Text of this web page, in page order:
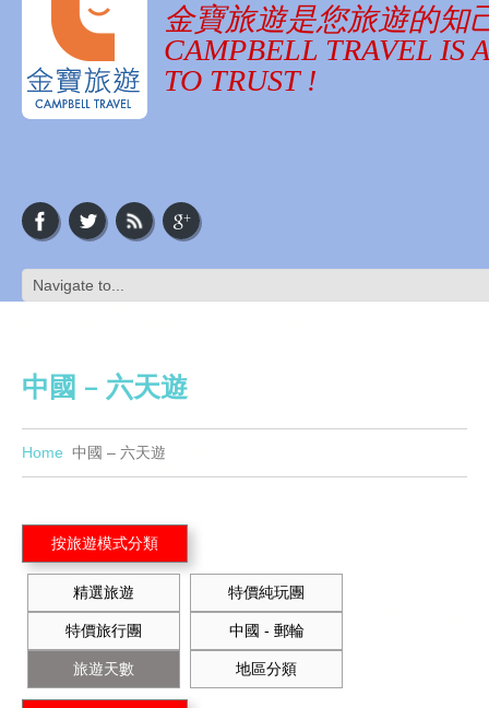
金寶旅遊是您旅遊的知
CAMPBELL TRAVEL IS
TO TRUST !
中國 – 六天遊
Home 中國 – 六天遊
按旅遊模式分類
精選旅遊 特價純玩團
特價旅行團 中國 - 郵輪
旅遊天數 地區分顃